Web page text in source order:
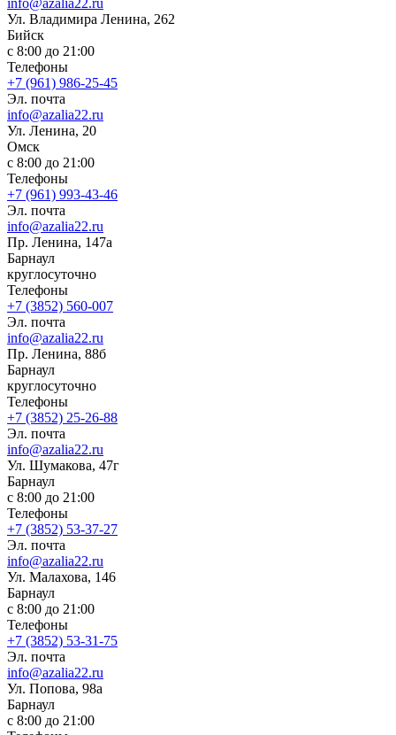
Ул. Владимира Ленина, 262
Бийск
с 8:00 до 21:00
Телефоны
+7 (961) 986-25-45
Эл. почта
info@azalia22.ru
Ул. Ленина, 20
Омск
с 8:00 до 21:00
Телефоны
+7 (961) 993-43-46
Эл. почта
info@azalia22.ru
Пр. Ленина, 147а
Барнаул
круглосуточно
Телефоны
+7 (3852) 560-007
Эл. почта
info@azalia22.ru
Пр. Ленина, 88б
Барнаул
круглосуточно
Телефоны
+7 (3852) 25-26-88
Эл. почта
info@azalia22.ru
Ул. Шумакова, 47г
Барнаул
с 8:00 до 21:00
Телефоны
+7 (3852) 53-37-27
Эл. почта
info@azalia22.ru
Ул. Малахова, 146
Барнаул
с 8:00 до 21:00
Телефоны
+7 (3852) 53-31-75
Эл. почта
info@azalia22.ru
Ул. Попова, 98а
Барнаул
с 8:00 до 21:00